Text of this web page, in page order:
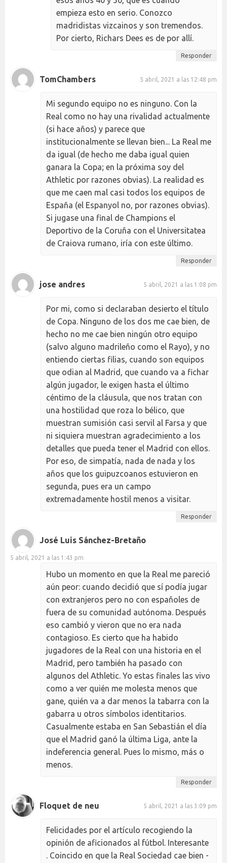
empieza esto en serio. Conozco
madridistas vizcainos y son tremendos.
Por cierto, Richars Dees es de por allí.
Responder
TomChambers 5 abril, 2021 a las 12:48 pm
Mi segundo equipo no es ninguno. Con la
Real como no hay una rivalidad actualmente
(si hace años) y parece que
institucionalmente se llevan bien... La Real me
da igual (de hecho me daba igual quien
ganara la Copa; en la próxima soy del
Athletic por razones obvias). La realidad es
que me caen mal casi todos los equipos de
España (el Espanyol no, por razones obvias).
Si jugase una final de Champions el
Deportivo de la Coruña con el Universitatea
de Craiova rumano, iría con este último.
Responder
jose andres 5 abril, 2021 a las 1:08 pm
Por mi, como si declaraban desierto el título
de Copa. Ninguno de los dos me cae bien, de
hecho no me cae bien ningún otro equipo
(salvo alguno madrileño como el Rayo), y no
entiendo ciertas filias, cuando son equipos
que odian al Madrid, que cuando va a fichar
algún jugador, le exigen hasta el último
céntimo de la cláusula, que nos tratan con
una hostilidad que roza lo bélico, que
muestran sumisión casi servil al Farsa y que
ni siquiera muestran agradecimiento a los
detalles que pueda tener el Madrid con ellos.
Por eso, de simpatía, nada de nada y los
años que los guipuzcoanos estuvieron en
segunda, pues era un campo
extremadamente hostil menos a visitar.
Responder
José Luis Sánchez-Bretaño
5 abril, 2021 a las 1:43 pm
Hubo un momento en que la Real me pareció
aún peor: cuando decidió que sí podía jugar
con extranjeros pero no con españoles de
fuera de su comunidad autónoma. Después
eso cambió y vieron que no era nada
contagioso. Es cierto que ha habido
jugadores de la Real con una historia en el
Madrid, pero también ha pasado con
algunos del Athletic. Yo estas finales las vivo
como a ver quién me molesta menos que
gane, quién va a dar menos la tabarra con la
gabarra u otros símbolos identitarios.
Casualmente estaba en San Sebastián el día
que el Madrid ganó la última Liga, ante la
indeferencia general. Pues lo mismo, más o
menos.
Responder
Floquet de neu 5 abril, 2021 a las 3:09 pm
Felicidades por el artículo recogiendo la
opinión de aficionados al fútbol. Interesante
. Coincido en que la Real Sociedad cae bien -